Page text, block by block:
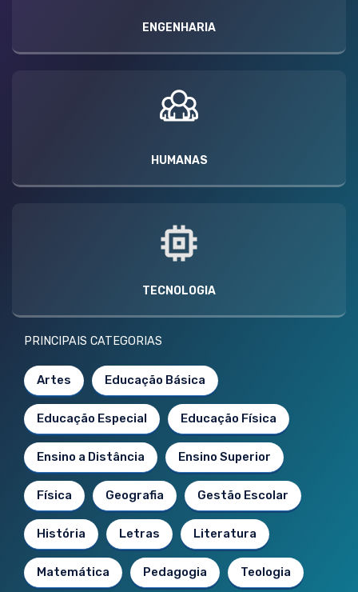
ENGENHARIA
HUMANAS
TECNOLOGIA
PRINCIPAIS CATEGORIAS
Artes Educação Básica
Educação Especial Educação Física
Ensino a Distância Ensino Superior
Física Geografia Gestão Escolar
História Letras Literatura
Matemática Pedagogia Teologia